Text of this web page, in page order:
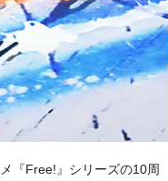
『Free!』シリーズの10周